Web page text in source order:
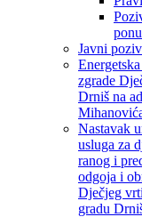
Javni
zgrade
Drniš na
Nastavak
usluga za
ranog i
odgoja i
Dječjeg
gradu